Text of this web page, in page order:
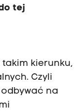
tej
takim kierunku,
Czyli
na